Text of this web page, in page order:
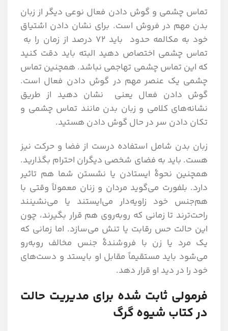
تماس چشمی و گوش دادن فعال نوعی دیگر از زبان
بدن مهم در فروش است. برای نشان دادن اشتیاق
خود به مکالمه حدود باید ۷۲ درصد از زمان را به
تماس چشمی اختصاص دهید البته باید دقت کنید
که این تماس چشمی تهاجمی نباشد. همچنین تماس
چشمی یک عنصر مهم در گوش دادن فعال است.
گوش دادن فعال یعنی نشان دهید از طریق
نشانه‌های کلامی و زبان بدن مانند تماس چشمی و
تکان دادن سر در حال گوش دادن هستید.
زبان بدن شامل استفاده درست از فضا و حرکت نیز
هست. باید به فضای شخصی دیگران احترام بگذارید.
همچنین نحوۀ ایستادن یا نشستن شما هم تاثیر
دارد. بلفورت می‌گوید مردان و زنان معمولاً وقتی با
هم‌جنس خود زاویه‌دار می‌ایستند یا می‌نشینند
راحت‌ترند تا زمانی که روبه‌روی هم قرار بگیرند، چون
این حالت حس رقابت یا تنش می‌سازد. اما زمانی که
یک مرد یا زن با فروشندۀ جنس مخالف روبه‌رو
می‌شود باید مستقیماً مقابل او بایستد و دست‌های
خود را در دید او قرار دهد.
فرمولی ثابت شده برای مدیریت حالت
در کتاب شیوه گرگ